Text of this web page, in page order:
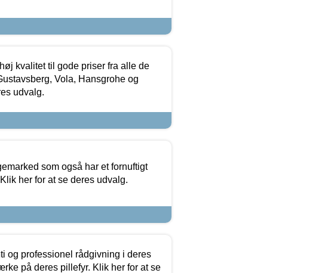
kvalitet til gode priser fra alle de
Vola, Hansgrohe og
udvalg.
som også har et fornuftigt
her for at se deres udvalg.
og professionel rådgivning i deres
på deres pillefyr. Klik her for at se